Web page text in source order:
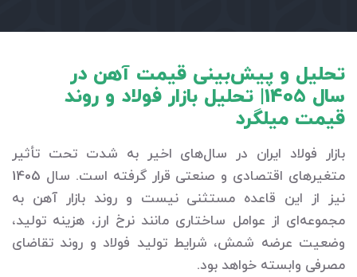
تحلیل و پیش‌بینی قیمت آهن در
سال 1405| تحلیل بازار فولاد و روند
قیمت میلگرد
بازار فولاد ایران در سال‌های اخیر به شدت تحت تأثیر
متغیرهای اقتصادی و صنعتی قرار گرفته است. سال 1405
نیز از این قاعده مستثنی نیست و روند بازار آهن به
مجموعه‌ای از عوامل ساختاری مانند نرخ ارز، هزینه تولید،
وضعیت عرضه شمش، شرایط تولید فولاد و روند تقاضای
مصرفی وابسته خواهد بود.